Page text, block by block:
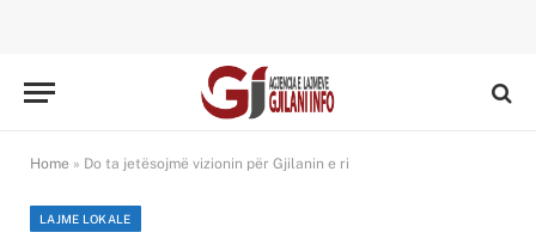
Home » Do ta jetësojmë vizionin për Gjilanin e ri
LAJME LOKALE